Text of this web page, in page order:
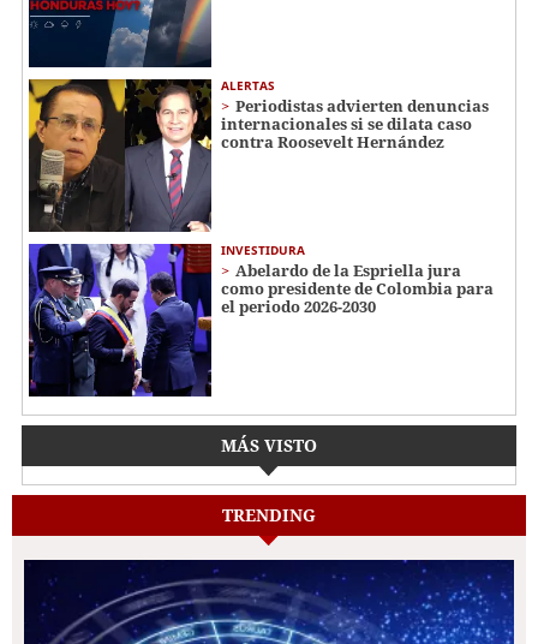
ALERTAS
Periodistas advierten denuncias
internacionales si se dilata caso
contra Roosevelt Hernández
INVESTIDURA
Abelardo de la Espriella jura
como presidente de Colombia para
el periodo 2026-2030
MÁS VISTO
TRENDING